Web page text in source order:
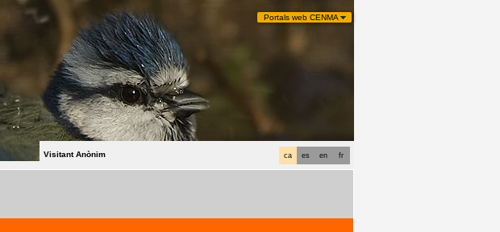
Portals web CENMA
fr
en
es
ca
Visitant Anònim